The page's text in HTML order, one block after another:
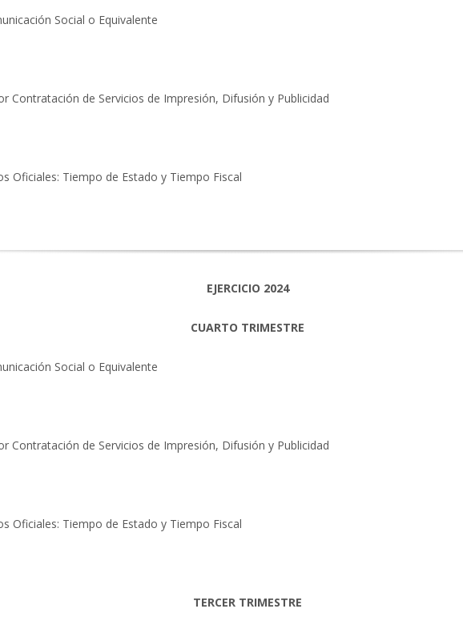
Social o Equivalente
Contratación de Servicios de Impresión, Difusión y Publicidad
Oficiales: Tiempo de Estado y Tiempo Fiscal
EJERCICIO 2024
CUARTO TRIMESTRE
Social o Equivalente
Contratación de Servicios de Impresión, Difusión y Publicidad
Oficiales: Tiempo de Estado y Tiempo Fiscal
TERCER TRIMESTRE